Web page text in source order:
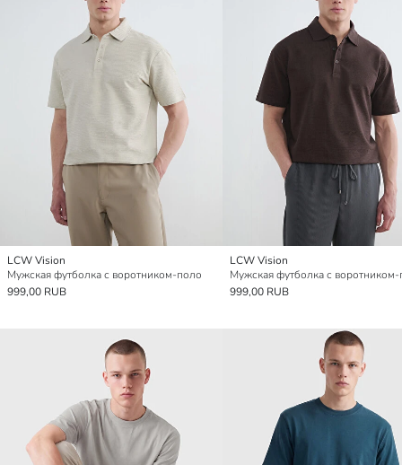
LCW Vision
Мужская футболка с воротником-поло
999,00 RUB
LCW Vision
Мужская футболка с
999,00 RUB